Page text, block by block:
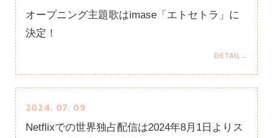
Q1. 第2期から10年以上を経て再びキャラクターを演じるにあたって
のお気持ち
オープニング主題歌はimase「エトセトラ」に
決定！
2024. 07. 09
Netflixでの世界独占配信は2024年8月1日よりス